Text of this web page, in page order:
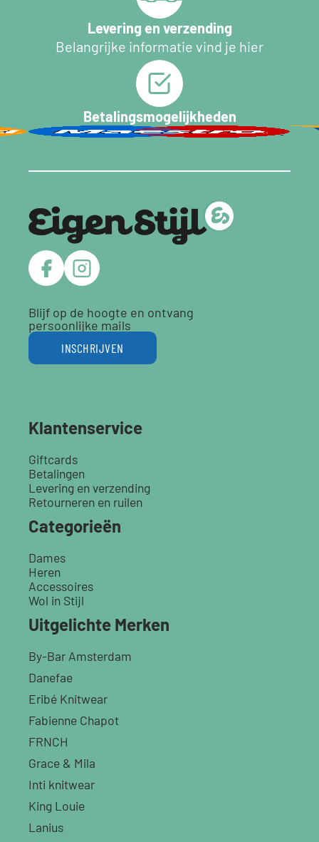
Levering en verzending
Belangrijke informatie vind je hier
Betalingsmogelijkheden
Blijf op de hoogte en ontvang
persoonlijke mails
INSCHRIJVEN
Klantenservice
Giftcards
Betalingen
Levering en verzending
Retourneren en ruilen
Categorieën
Dames
Heren
Accessoires
Wol in Stijl
Uitgelichte Merken
By-Bar Amsterdam
Danefae
Eribé Knitwear
Fabienne Chapot
FRNCH
Grace & Mila
Inti knitwear
King Louie
Lanius